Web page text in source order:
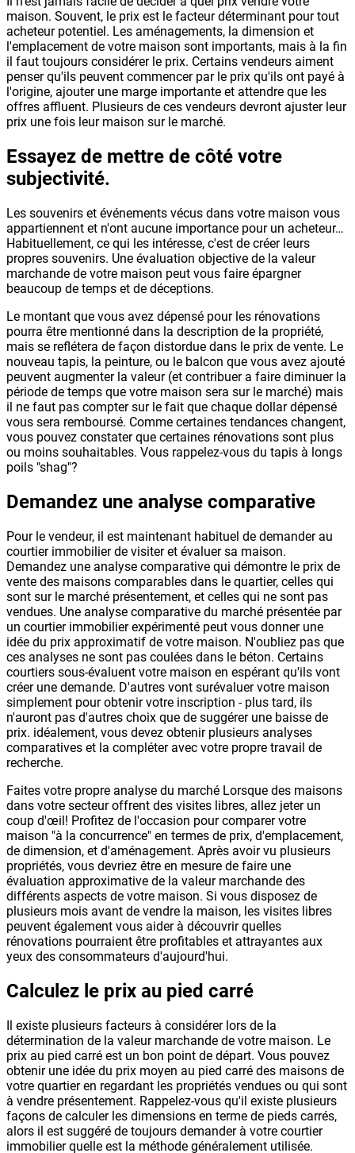
maison. Souvent, le prix est le facteur déterminant pour tout
acheteur potentiel. Les aménagements, la dimension et
l'emplacement de votre maison sont importants, mais à la fin
il faut toujours considérer le prix. Certains vendeurs aiment
penser qu'ils peuvent commencer par le prix qu'ils ont payé à
l'origine, ajouter une marge importante et attendre que les
offres affluent. Plusieurs de ces vendeurs devront ajuster leur
prix une fois leur maison sur le marché.
Essayez de mettre de côté votre
subjectivité.
Les souvenirs et événements vécus dans votre maison vous
appartiennent et n'ont aucune importance pour un acheteur…
Habituellement, ce qui les intéresse, c'est de créer leurs
propres souvenirs. Une évaluation objective de la valeur
marchande de votre maison peut vous faire épargner
beaucoup de temps et de déceptions.
Le montant que vous avez dépensé pour les rénovations
pourra être mentionné dans la description de la propriété,
mais se reflétera de façon distordue dans le prix de vente. Le
nouveau tapis, la peinture, ou le balcon que vous avez ajouté
peuvent augmenter la valeur (et contribuer a faire diminuer la
période de temps que votre maison sera sur le marché) mais
il ne faut pas compter sur le fait que chaque dollar dépensé
vous sera remboursé. Comme certaines tendances changent,
vous pouvez constater que certaines rénovations sont plus
ou moins souhaitables. Vous rappelez-vous du tapis à longs
poils "shag"?
Demandez une analyse comparative
Pour le vendeur, il est maintenant habituel de demander au
courtier immobilier de visiter et évaluer sa maison.
Demandez une analyse comparative qui démontre le prix de
vente des maisons comparables dans le quartier, celles qui
sont sur le marché présentement, et celles qui ne sont pas
vendues. Une analyse comparative du marché présentée par
un courtier immobilier expérimenté peut vous donner une
idée du prix approximatif de votre maison. N'oubliez pas que
ces analyses ne sont pas coulées dans le béton. Certains
courtiers sous-évaluent votre maison en espérant qu'ils vont
créer une demande. D'autres vont surévaluer votre maison
simplement pour obtenir votre inscription - plus tard, ils
n'auront pas d'autres choix que de suggérer une baisse de
prix. idéalement, vous devez obtenir plusieurs analyses
comparatives et la compléter avec votre propre travail de
recherche.
Faites votre propre analyse du marché Lorsque des maisons
dans votre secteur offrent des visites libres, allez jeter un
coup d'œil! Profitez de l'occasion pour comparer votre
maison "à la concurrence" en termes de prix, d'emplacement,
de dimension, et d'aménagement. Après avoir vu plusieurs
propriétés, vous devriez être en mesure de faire une
évaluation approximative de la valeur marchande des
différents aspects de votre maison. Si vous disposez de
plusieurs mois avant de vendre la maison, les visites libres
peuvent également vous aider à découvrir quelles
rénovations pourraient être profitables et attrayantes aux
yeux des consommateurs d'aujourd'hui.
Calculez le prix au pied carré
Il existe plusieurs facteurs à considérer lors de la
détermination de la valeur marchande de votre maison. Le
prix au pied carré est un bon point de départ. Vous pouvez
obtenir une idée du prix moyen au pied carré des maisons de
votre quartier en regardant les propriétés vendues ou qui sont
à vendre présentement. Rappelez-vous qu'il existe plusieurs
façons de calculer les dimensions en terme de pieds carrés,
alors il est suggéré de toujours demander à votre courtier
immobilier quelle est la méthode généralement utilisée.